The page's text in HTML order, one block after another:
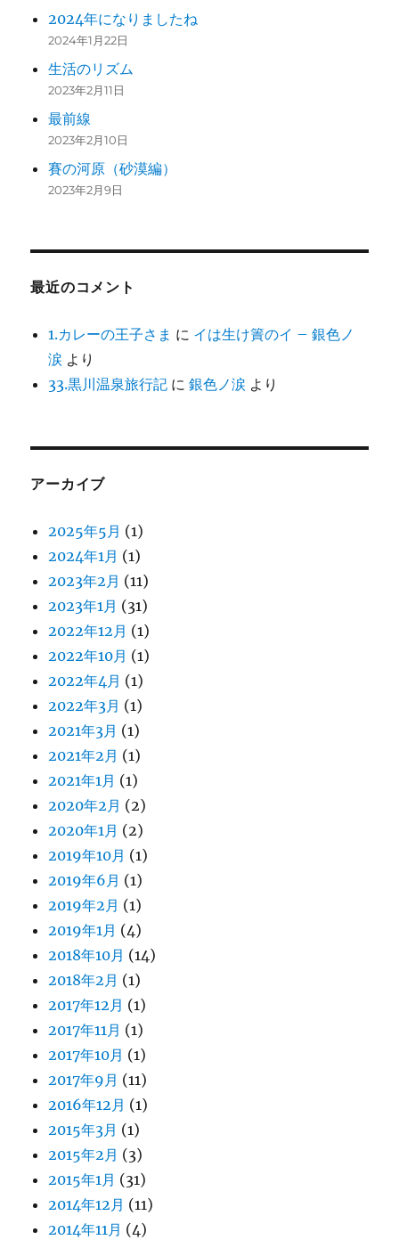
2024年になりましたね
2024年1月22日
生活のリズム
2023年2月11日
最前線
2023年2月10日
賽の河原（砂漠編）
2023年2月9日
最近のコメント
1.カレーの王子さま に イは生け簀のイ – 銀色ノ
涙 より
33.黒川温泉旅行記 に銀色ノ涙 より
アーカイブ
2025年5月 (1)
2024年1月 (1)
2023年2月 (11)
2023年1月 (31)
2022年12月 (1)
2022年10月 (1)
2022年4月 (1)
2022年3月 (1)
2021年3月 (1)
2021年2月 (1)
2021年1月 (1)
2020年2月 (2)
2020年1月 (2)
2019年10月 (1)
2019年6月 (1)
2019年2月 (1)
2019年1月 (4)
2018年10月 (14)
2018年2月 (1)
2017年12月 (1)
2017年11月 (1)
2017年10月 (1)
2017年9月 (11)
2016年12月 (1)
2015年3月 (1)
2015年2月 (3)
2015年1月 (31)
2014年12月 (11)
2014年11月 (4)